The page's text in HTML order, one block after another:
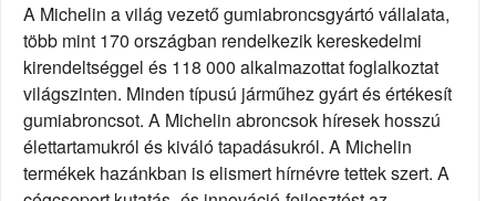
A Michelin a világ vezető gumiabroncsgyártó vállalata,
több mint 170 országban rendelkezik kereskedelmi
kirendeltséggel és 118 000 alkalmazottat foglalkoztat
világszinten. Minden típusú járműhez gyárt és értékesít
gumiabroncsot. A Michelin abroncsok híresek hosszú
élettartamukról és kiváló tapadásukról. A Michelin
termékek hazánkban is elismert hírnévre tettek szert. A